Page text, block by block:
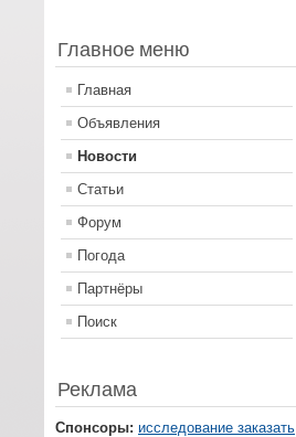
Главное меню
Главная
Объявления
Новости
Статьи
Форум
Погода
Партнёры
Поиск
Реклама
Спонсоры: исследование заказать